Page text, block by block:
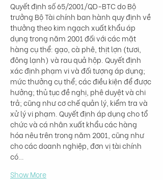
Quyết định số 65/2001/QD-BTC do Bộ
trưởng Bộ Tài chính ban hành quy định về
thưởng theo kim ngạch xuất khẩu áp
dụng trong năm 2001 đối với các mặt
hàng cụ thể: gạo, cà phê, thịt lợn (tươi,
đông lạnh) và rau quả hộp. Quyết định
xác định phạm vi và đối tượng áp dụng;
mức thưởng cụ thể; các điều kiện để được
hưởng; thủ tục đề nghị, phê duyệt và chi
trả; cũng như cơ chế quản lý, kiểm tra và
xử lý vi phạm. Quyết định áp dụng cho tổ
chức và cá nhân xuất khẩu các hàng
hóa nêu trên trong năm 2001, cũng như
cho các doanh nghiệp, đơn vị tài chính
có…
Show More